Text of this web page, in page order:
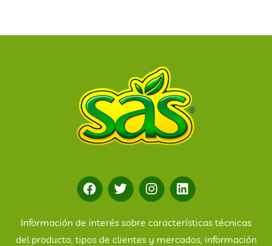
Información de interés sobre características técnicas
del producto, tipos de clientes y mercados, información